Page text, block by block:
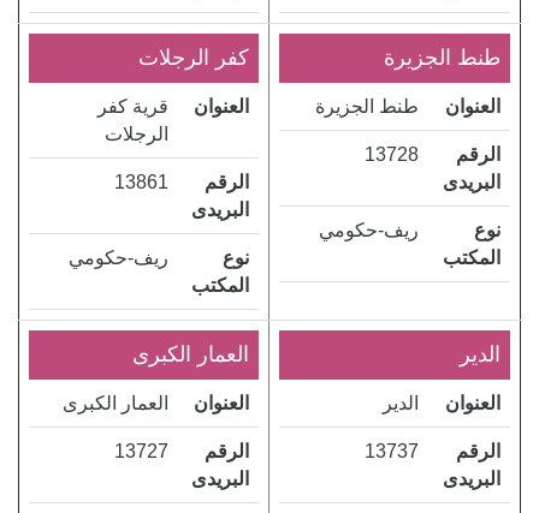
طنط الجزيرة
العنوان طنط الجزيرة
الرقم
البريدى
13728
نوع
المكتب
ريف-حكومي
كفر الرجلات
العنوان
قرية كفر
الرجلات
الرقم
البريدى
13861
نوع
المكتب
ريف-حكومي
الدير
العنوان الدير
الرقم
البريدى
13737
العمار الكبرى
العنوان العمار الكبرى
الرقم
البريدى
13727